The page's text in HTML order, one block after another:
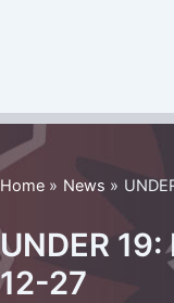
Home News
UNDER
12-27